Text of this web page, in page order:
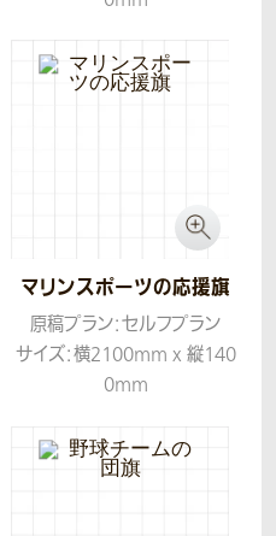
マリンスポーツの応援旗
原稿プラン：セルフプラン
サイズ：横2100mm x 縦140
0mm